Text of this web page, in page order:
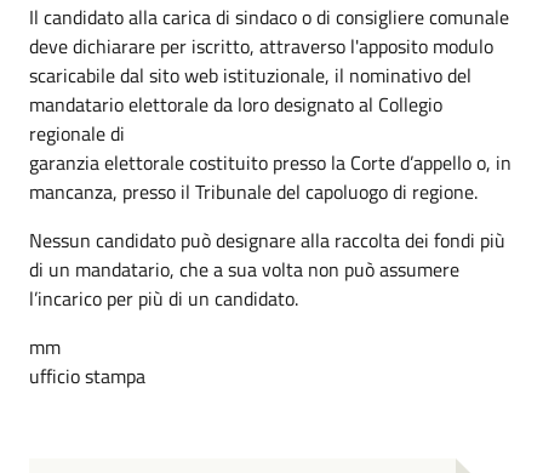
Il candidato alla carica di sindaco o di consigliere comunale
deve dichiarare per iscritto, attraverso l'apposito modulo
scaricabile dal sito web istituzionale, il nominativo del
mandatario elettorale da loro designato al Collegio
regionale di
garanzia elettorale costituito presso la Corte d’appello o, in
mancanza, presso il Tribunale del capoluogo di regione.
Nessun candidato può designare alla raccolta dei fondi più
di un mandatario, che a sua volta non può assumere
l’incarico per più di un candidato.
mm
ufficio stampa